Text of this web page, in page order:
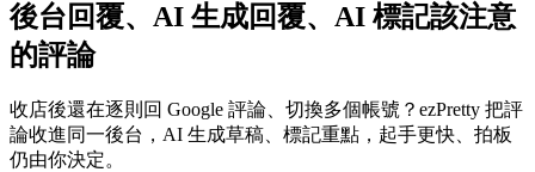
後台回覆、AI 生成回覆、AI 標記該注意
的評論
收店後還在逐則回 Google 評論、切換多個帳號？ezPretty 把評
論收進同一後台，AI 生成草稿、標記重點，起手更快、拍板
仍由你決定。